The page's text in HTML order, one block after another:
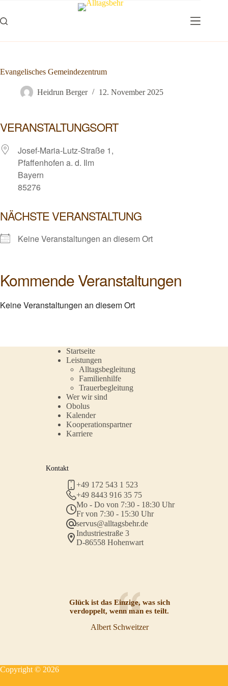
springen
Evangelisches Gemeindezentrum
Heidrun Berger 12. November 2025
VERANSTALTUNGSORT
Josef-Maria-Lutz-Straße 1,
Pfaffenhofen a. d. Ilm
Bayern
85276
NÄCHSTE VERANSTALTUNG
Keine Veranstaltungen an diesem Ort
Kommende Veranstaltungen
Keine Veranstaltungen an diesem Ort
Startseite
Leistungen
Alltagsbegleitung
Familienhilfe
Trauerbegleitung
Wer wir sind
Obolus
Kalender
Kooperationspartner
Karriere
Kontakt
+49 172 543 1 523
+49 8443 916 35 75
Mo - Do von 7:30 - 18:30 Uhr
Fr von 7:30 - 15:30 Uhr
servus@alltagsbehr.de
Industriestraße 3
D-86558 Hohenwart
Glück ist das Einzige, was sich
verdoppelt, wenn man es teilt.
Albert Schweitzer
Copyright © 2026